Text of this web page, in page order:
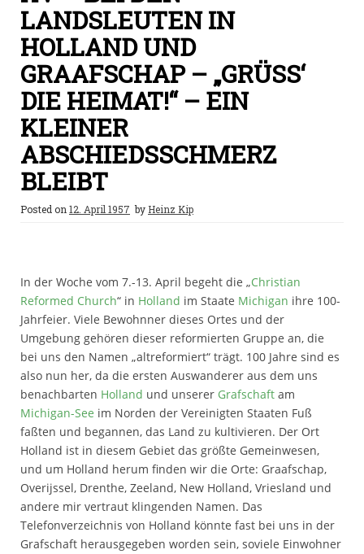
LANDSLEUTEN IN
HOLLAND UND
GRAAFSCHAP – „GRÜSS‘ D
IE HEIMAT!“ – EIN K
LEINER A
BSCHIEDSSCHMERZ B
LEIBT
Posted on12. April 1957 by Heinz Kip
In der Woche vom 7.-13. April begeht die „Christian
Reformed Church“ in Holland im Staate Michigan ihre 100-
Jahrfeier. Viele Bewohnner dieses Ortes und der
Umgebung gehören dieser reformierten Gruppe an, die
bei uns den Namen „altreformiert“ trägt. 100 Jahre sind es
also nun her, da die ersten Auswanderer aus dem uns
benachbarten Holland und unserer Grafschaft am
Michigan-See im Norden der Vereinigten Staaten Fuß
faßten und begannen, das Land zu kultivieren. Der Ort
Holland ist in diesem Gebiet das größte Gemeinwesen,
und um Holland herum finden wir die Orte: Graafschap,
Overijssel, Drenthe, Zeeland, New Holland, Vriesland und
andere mir vertraut klingenden Namen. Das
Telefonverzeichnis von Holland könnte fast bei uns in der
Grafschaft herausgegeben worden sein, soviele Einwohner